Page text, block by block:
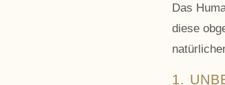
Das
diese
1.